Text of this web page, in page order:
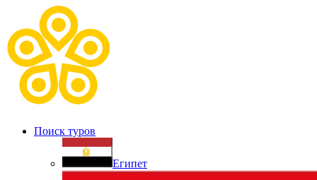
Поиск туров
Египет